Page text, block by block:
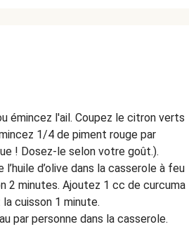
émincez l'ail. Coupez le citron verts
1/4 de piment rouge par
! Dosez-le selon votre goût.).
d’olive dans la casserole à feu
2 minutes. Ajoutez 1 cc de curcuma
cuisson 1 minute.
par personne dans la casserole.